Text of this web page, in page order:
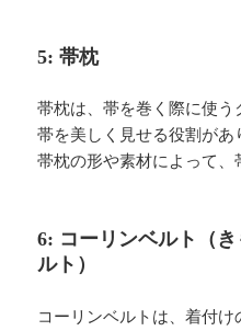
5: 帯枕
帯枕は、帯を巻く際に使う
帯を美しく見せる役割があ
帯枕の形や素材によって、
6: コーリンベルト（
ルト）
コーリンベルトは、着付